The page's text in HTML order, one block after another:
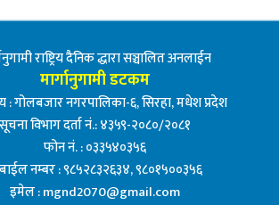
राष्ट्रिय दैनिक द्धारा सञ्चालित अनलाईन
मार्गानुगामी डटकम
: गोलबजार नगरपालिका-६, सिरहा, मधेश प्रदेश
सूचना विभाग दर्ता नं.: ४३५९-२०८०/२०८१
फोन नं. : ०३३५४०३५६
नम्बर : ९८५२८३२६३४, ९८०१५००३५६
इमेल :mgnd2070@gmail.com